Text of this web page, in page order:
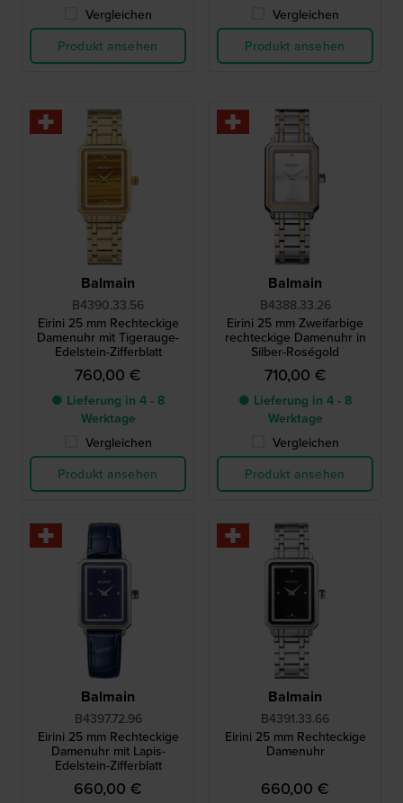
Vergleichen
Produkt ansehen
Vergleichen
Produkt ansehen
Balmain
B4390.33.56
Eirini 25 mm Rechteckige
Damenuhr mit Tigerauge-
Edelstein-Zifferblatt
760,00 €
● Lieferung in 4 - 8
Werktage
Vergleichen
Produkt ansehen
Balmain
B4388.33.26
Eirini 25 mm Zweifarbige
rechteckige Damenuhr in
Silber-Roségold
710,00 €
● Lieferung in 4 - 8
Werktage
Vergleichen
Produkt ansehen
Balmain
B4397.72.96
Eirini 25 mm Rechteckige
Damenuhr mit Lapis-
Edelstein-Zifferblatt
660,00 €
Balmain
B4391.33.66
Eirini 25 mm Rechteckige
Damenuhr
660,00 €